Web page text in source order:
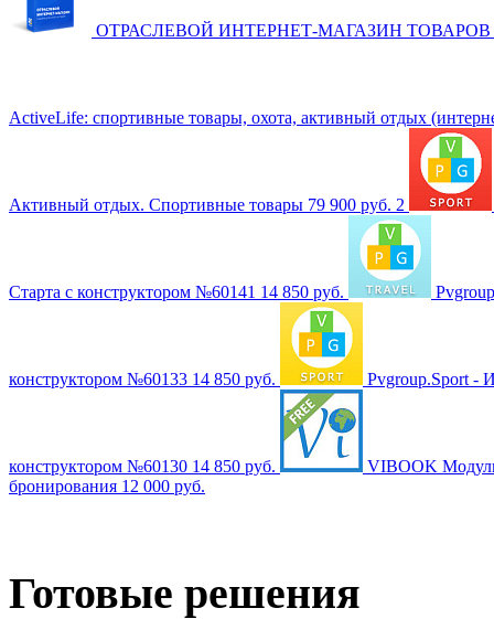
ОТРАСЛЕВОЙ ИНТЕРНЕТ-МАГАЗИН ТОВАРОВ
ActiveLife: cпортивные товары, охота, активный отдых
Активный отдых. Спортивные товары 79 900 руб. 2
Старта с конструктором №60141 14 850 руб.
конструктором №60133 14 850 руб. Pvgroup.Sport -
конструктором №60130 14 850 руб.
VIBOOK
бронирования 12 000 руб.
Готовые решения